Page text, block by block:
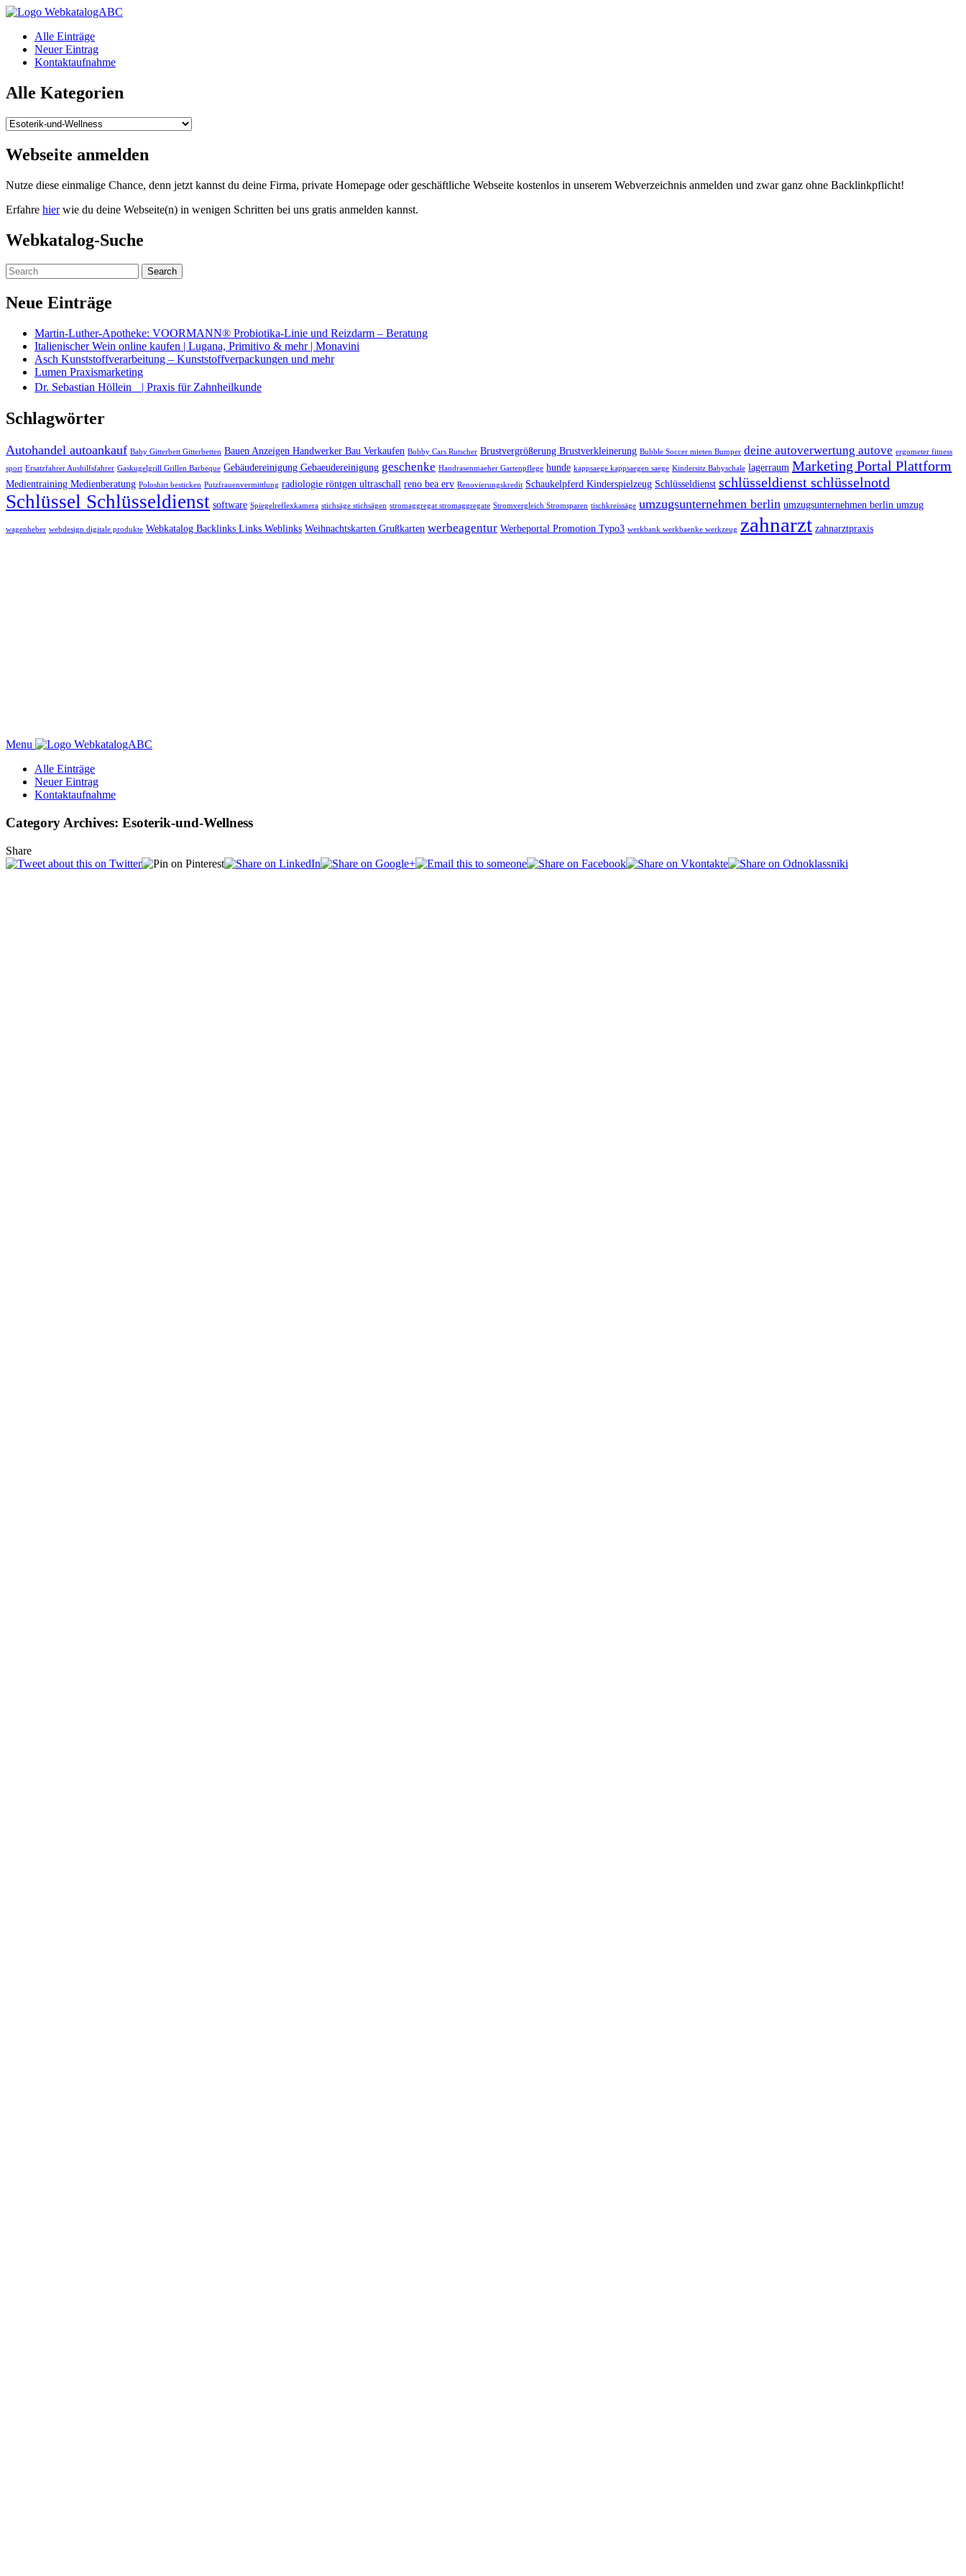
WebkatalogABC
Alle Einträge
Neuer Eintrag
Kontaktaufnahme
Alle Kategorien
Alle
Webseite anmelden
Nutze diese einmalige Chance, denn jetzt kannst du deine Firma, private Homepage oder geschäftliche Webseite kostenlos in unserem Webverzeichnis anmelden und zwar ganz ohne Backlinkpflicht!
Erfahre hierwie du deine Webseite(n) in wenigen Schritten bei uns gratis anmelden kannst.
Webkatalog-Suche
Neue Einträge
Martin-Luther-Apotheke: VOORMANN® Probiotika-Linie und Reizdarm – Beratung
Italienischer Wein online kaufen | Lugana, Primitivo & mehr | Monavini
Asch Kunststoffverarbeitung – Kunststoffverpackungen und mehr
Lumen Praxismarketing
Dr. Sebastian Höllein | Praxis für Zahnheilkunde
Schlagwörter
Autohandel autoankauf Baby Gitterbett Gitterbetten Bauen Anzeigen Handwerker Bau Verkaufen Bobby Cars Rutscher Brustvergrößerung Brustverkleinerung Bubble Soccer mieten Bumper deine autoverwertung autove ergometer fitness
sport Ersatzfahrer Aushilfsfahrer Gaskugelgrill Grillen Barbeque Gebäudereinigung Gebaeudereinigung geschenke Handrasenmaeher Gartenpflege hunde kappsaege kappsaegen saege Kindersitz Babyschale lagerraum Marketing Portal Plattform
Medientraining Medienberatung Poloshirt besticken Putzfrauenvermittlung radiologie röntgen ultraschall reno bea erv Renovierungskredit Schaukelpferd Kinderspielzeug Schlüsseldienst schlüsseldienst schlüsselnotd
Schlüssel Schlüsseldienst software Spiegelreflexkamera stichsäge stichsägen stromaggregat stromaggregate Stromvergleich Stromsparen tischkreissäge umzugsunternehmen berlin umzugsunternehmen berlin umzug
wagenheber webdesign digitale produkte Webkatalog Backlinks Links Weblinks Weihnachtskarten Grußkarten werbeagentur Werbeportal Promotion Typo3 werkbank werkbaenke werkzeug zahnarzt zahnarztpraxis
Menu
WebkatalogABC
Alle Einträge
Neuer Eintrag
Kontaktaufnahme
Category Archives: Esoterik-und-Wellness
Share